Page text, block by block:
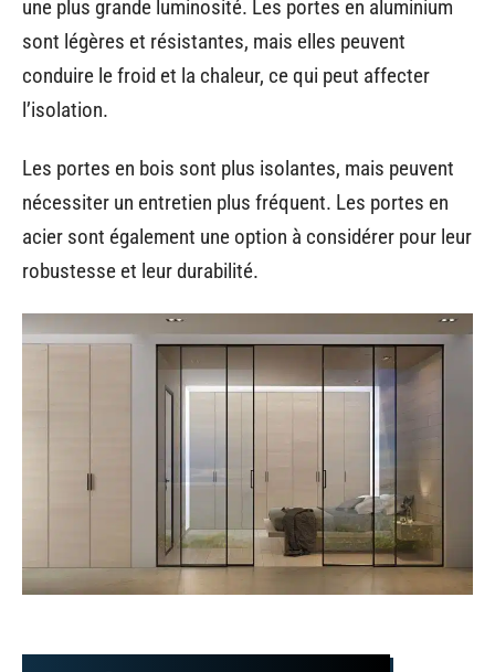
une plus grande luminosité. Les portes en aluminium
sont légères et résistantes, mais elles peuvent
conduire le froid et la chaleur, ce qui peut affecter
l’isolation.
Les portes en bois sont plus isolantes, mais peuvent
nécessiter un entretien plus fréquent. Les portes en
acier sont également une option à considérer pour leur
robustesse et leur durabilité.